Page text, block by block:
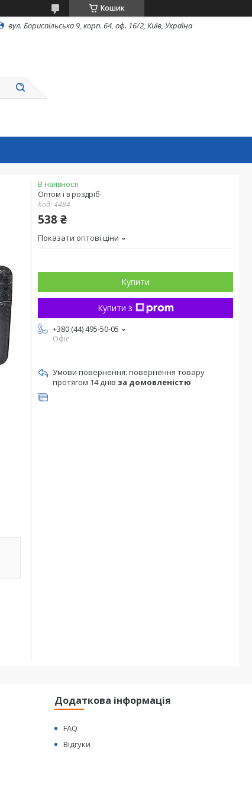
Кошик
вул. Бориспільська 9, корп. 64, оф. 16/2, Київ, Україна
В наявності
Оптом і в роздріб
Код:4484
538 ₴
Показати оптові ціни
Купити
Купити з
+380 (44) 495-50-05
Офіс
повернення товару
протягом 14 днів за домовленістю
Додаткова інформація
FAQ
Відгуки